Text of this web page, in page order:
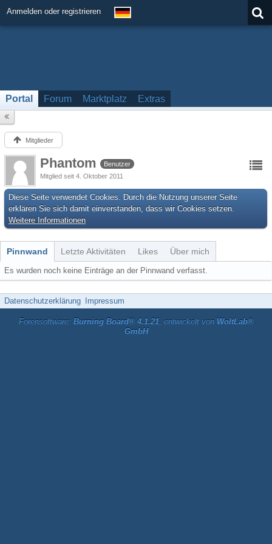
Anmelden oder registrieren
Portal Forum Marktplatz Extras
Mitglieder
Phantom
Benutzer
Mitglied seit 4. Oktober 2011
Diese Seite verwendet Cookies. Durch die Nutzung unserer Seite
erklären Sie sich damit einverstanden, dass wir Cookies setzen.
Weitere Informationen
Pinnwand Letzte Aktivitäten Likes Über mich
Es wurden noch keine Einträge an der Pinnwand verfasst.
Datenschutzerklärung Impressum
Forensoftware: Burning Board® 4.1.21, entwickelt von WoltLab®
GmbH